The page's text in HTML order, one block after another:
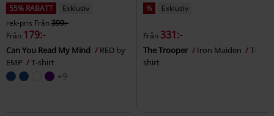
55% RABATT
Exklusiv
rek-pris Från399:-
Från 179:-
Can You Read My Mind
RED by
EMP
T-shirt
+9
% Exklusiv
Från 331:-
The Trooper Iron Maiden
T-
shirt